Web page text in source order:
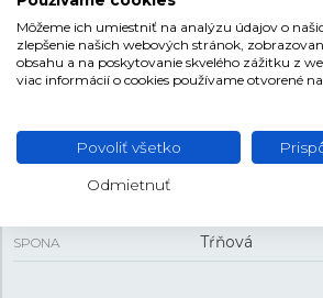
HRÚBKA 11,46 mm
MATERIÁL REMIENKA Silikón
SPONA Tŕňová
Môžeme ich umiestniť na analýzu údajov o
zlepšenie našich webových stránok,
obsahu a na poskytovanie skvelého zážitku z
viac informácií o cookies používame otvorené
Povoliť všetko
Odmietnuť